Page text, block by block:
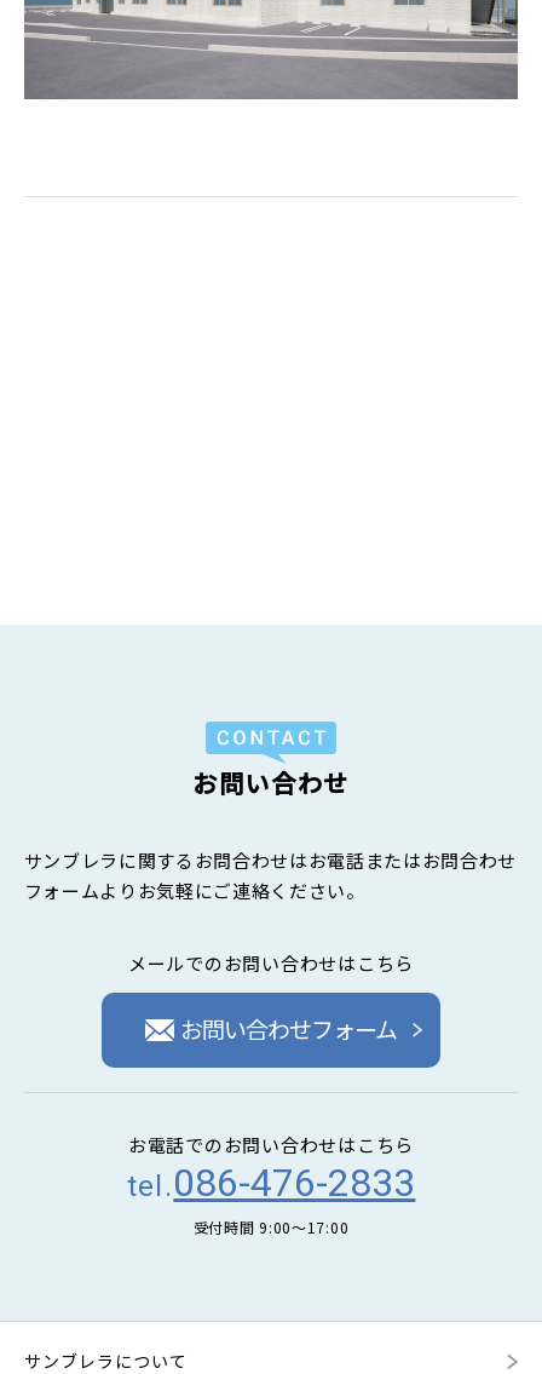
お問い合わせ
サンブレラに関するお問合わせはお電話またはお問合わせ
フォームよりお気軽にご連絡ください。
お電話でのお問い合わせはこちら
tel.086-476-2833
受付時間 9:00〜17:00
メールでのお問い合わせはこちら
お問い合わせフォーム
サンブレラについて